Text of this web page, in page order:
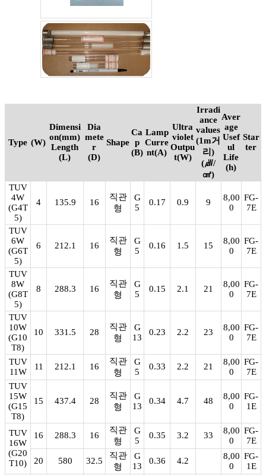
Type (W)
Dimensi
on(mm)
Length
(L)
Dia
mete
r
(D)
Shape
Ca
p
(B)
Lamp
Curre
nt(A)
Ultra
violet
Outpu
t(W)
Irradi
ance
values
(1m거
리)
(㎼/
㎠)
Aver
age
Usef
ul
Life
(h)
Star
ter
TUV
4W
(G4T
5)
4 135.9 16
직관
형
G
5
0.17 0.9 9
8,00
0
FG-
7E
TUV
6W
(G6T
5)
6 212.1 16
직관
형
G
5
0.16 1.5 15
8,00
0
FG-
7E
TUV
8W
(G8T
5)
8 288.3 16
직관
형
G
5
0.15 2.1 21
8,00
0
FG-
7E
TUV
10W
(G10
T8)
10 331.5 28
직관
형
G
13
0.23 2.2 23
8,00
0
FG-
7E
TUV
11W
11 212.1 16
직관
형
G
5
0.33 2.2 21
8,00
0
FG-
7E
TUV
15W
(G15
T8)
15 437.4 28
직관
형
G
13
0.34 4.7 48
8,00
0
FG-
1E
TUV
16W
(G20
T10)
16 288.3 16
직관
형
G
5
0.35 3.2 33
8,00
0
FG-
7E
20 580 32.5
직관
형
G
13
0.36 4.2
8,00
0
FG-
1E